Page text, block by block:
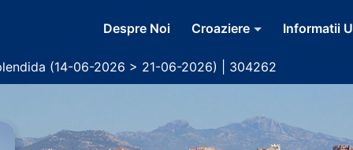
Despre Noi Croaziere Informatii
(14-06-2026 > 21-06-2026) | 304262